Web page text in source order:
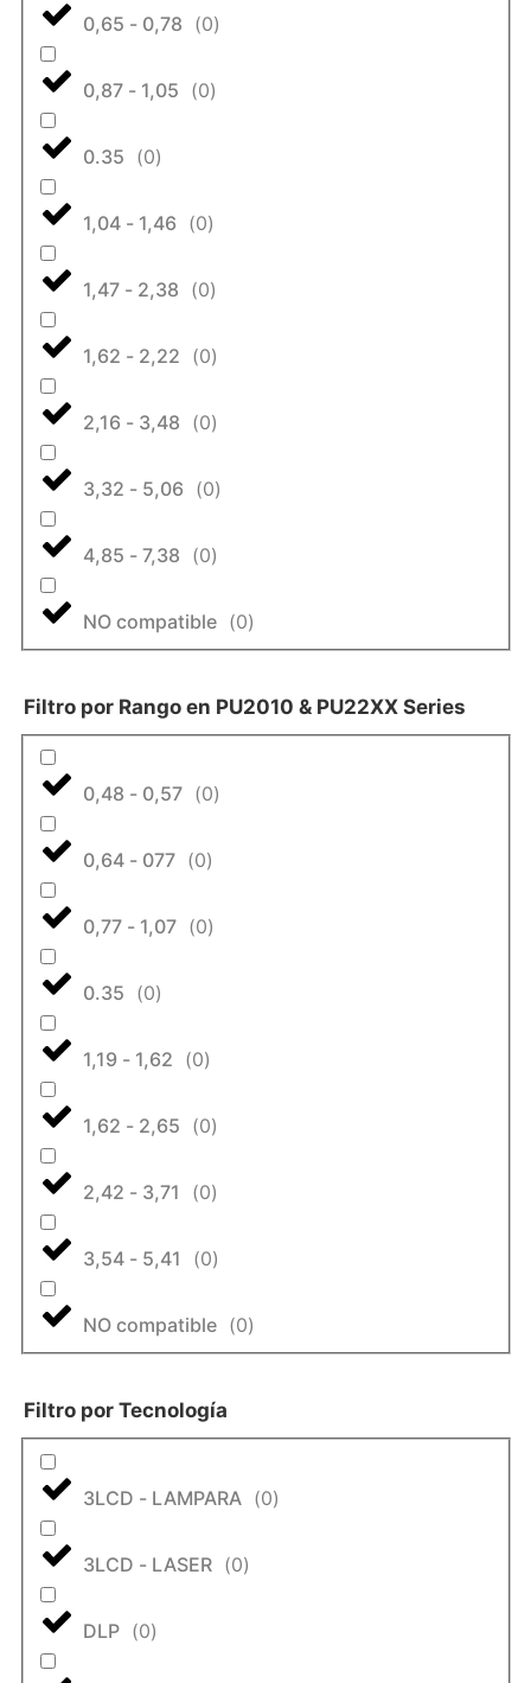
0,65 - 0,78 (0)
0,87 - 1,05 (0)
0.35 (0)
1,04 - 1,46 (0)
1,47 - 2,38 (0)
1,62 - 2,22 (0)
2,16 - 3,48 (0)
3,32 - 5,06 (0)
4,85 - 7,38 (0)
NO compatible (0)
Filtro por Rango en PU2010 & PU22XX Series
0,48 - 0,57 (0)
0,64 - 077 (0)
0,77 - 1,07 (0)
0.35 (0)
1,19 - 1,62 (0)
1,62 - 2,65 (0)
2,42 - 3,71 (0)
3,54 - 5,41 (0)
NO compatible (0)
Filtro por Tecnología
3LCD - LAMPARA (0)
3LCD - LASER (0)
DLP (0)